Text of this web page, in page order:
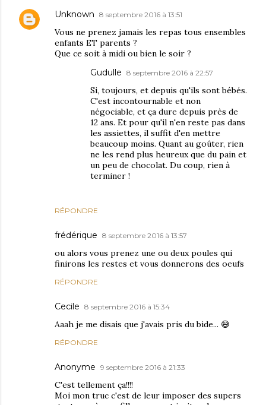
Unknown 8 septembre 2016 à 13:51
Vous ne prenez jamais les repas tous ensembles
enfants ET parents ?
Que ce soit à midi ou bien le soir ?
RÉPONDRE
Gudulle 8 septembre 2016 à 22:57
Si, toujours, et depuis qu'ils sont bébés.
C'est incontournable et non
négociable, et ça dure depuis près de
12 ans. Et pour qu'il n'en reste pas dans
les assiettes, il suffit d'en mettre
beaucoup moins. Quant au goûter, rien
ne les rend plus heureux que du pain et
un peu de chocolat. Du coup, rien à
terminer !
frédérique 8 septembre 2016 à 13:57
ou alors vous prenez une ou deux poules qui
finirons les restes et vous donnerons des oeufs
RÉPONDRE
Cecile 8 septembre 2016 à 15:34
Aaah je me disais que j'avais pris du bide... 😅
RÉPONDRE
Anonyme 9 septembre 2016 à 21:33
C'est tellement ça!!!!
Moi mon truc c'est de leur imposer des supers